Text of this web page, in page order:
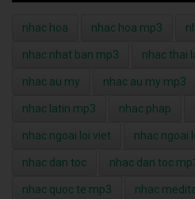
nhac hoa nhac hoa mp3
nhac nhat ban mp3 nhac thai
nhac au my nhac au my mp3
nhac latin mp3 nhac phap
nhac ngoai loi viet nhac ngoai
nhac dan toc nhac dan toc
nhac quoc te mp3 nhac